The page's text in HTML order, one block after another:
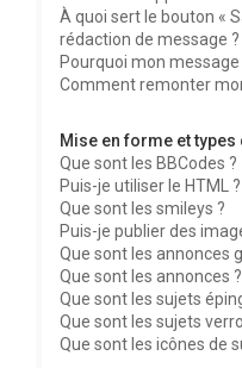
À quoi sert le bouton «
rédaction de message ?
Pourquoi mon
Comment remonter
Mise en forme et types
Que sont les BBCodes ?
Puis-je utiliser le HTML ?
Que sont les smileys ?
Puis-je publier des
Que sont les annonces
Que sont les annonces ?
Que sont les sujets
Que sont les sujets
Que sont les icônes de